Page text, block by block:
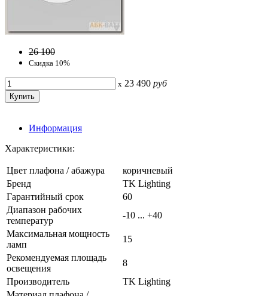
26 100
Скидка 10%
x 23 490 руб
Информация
Характеристики:
Цвет плафона / абажура
коричневый
Бренд
TK Lighting
Гарантийный срок
60
Диапазон рабочих
температур
-10 ... +40
Максимальная мощность
ламп
15
Рекомендуемая площадь
освещения
8
Производитель
TK Lighting